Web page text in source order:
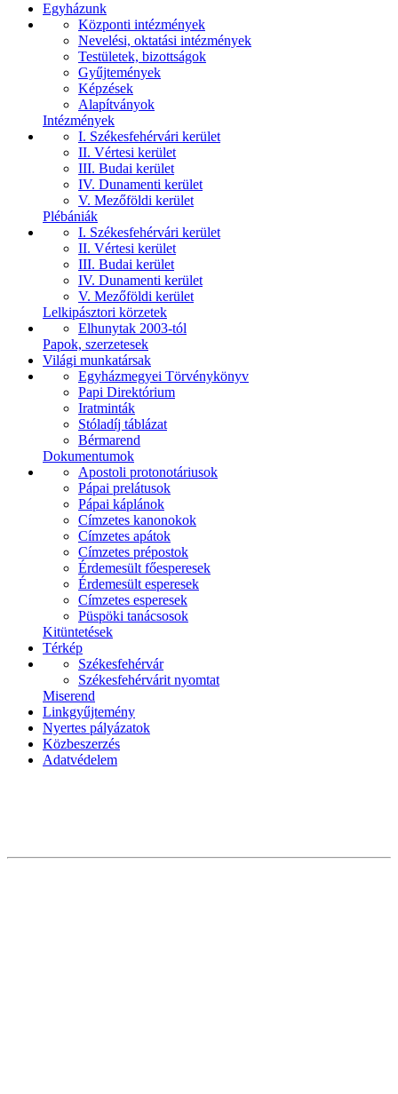
Egyházunk
Központi intézmények
Nevelési, oktatási intézmények
Testületek, bizottságok
Gyűjtemények
Képzések
Alapítványok
Intézmények
I. Székesfehérvári kerület
II. Vértesi kerület
III. Budai kerület
IV. Dunamenti kerület
V. Mezőföldi kerület
Plébániák
I. Székesfehérvári kerület
II. Vértesi kerület
III. Budai kerület
IV. Dunamenti kerület
V. Mezőföldi kerület
Lelkipásztori körzetek
Elhunytak 2003-tól
Papok, szerzetesek
Világi munkatársak
Egyházmegyei Törvénykönyv
Papi Direktórium
Iratminták
Stóladíj táblázat
Bérmarend
Dokumentumok
Apostoli protonotáriusok
Pápai prelátusok
Pápai káplánok
Címzetes kanonokok
Címzetes apátok
Címzetes prépostok
Érdemesült főesperesek
Érdemesült esperesek
Címzetes esperesek
Püspöki tanácsosok
Kitüntetések
Térkép
Székesfehérvár
Székesfehérvárit nyomtat
Miserend
Linkgyűjtemény
Nyertes pályázatok
Közbeszerzés
Adatvédelem